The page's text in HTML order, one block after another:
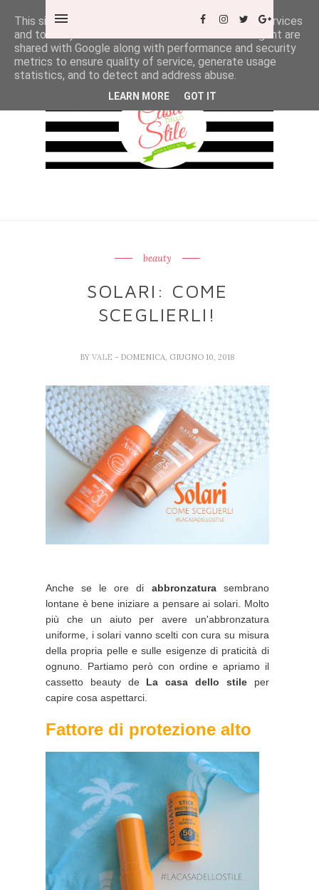
beauty
SOLARI: COME
SCEGLIERLI!
BY VALE - DOMENICA, GIUGNO 10, 2018
Anche se le ore di abbronzaturasembrano
lontane è bene iniziare a pensare ai solari. Molto
più che un aiuto per avere un'abbronzatura
uniforme, i solari vanno scelti con cura su misura
della propria pelle e sulle esigenze di praticità di
ognuno. Partiamo però con ordine e apriamo il
cassetto beauty de La casa dello stileper
capire cosa aspettarci.
Fattore di protezione alto
This site uses cookies from Google to deliver its services
and to analyze traffic. Your IP address and user-agent are
shared with Google along with performance and security
metrics to ensure quality of service, generate usage
statistics, and to detect and address abuse.
LEARN MORE GOT IT